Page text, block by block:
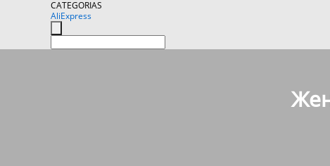
CATEGORIAS
AliExpress